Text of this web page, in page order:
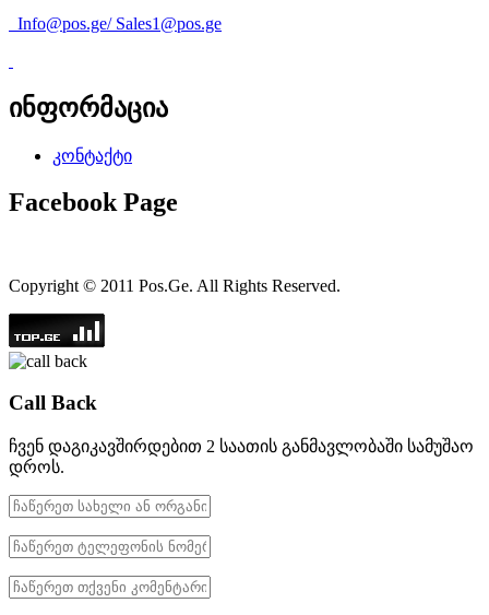
Info@pos.ge/ Sales1@pos.ge
ინფორმაცია
კონტაქტი
Facebook Page
Copyright © 2011 Pos.Ge. All Rights Reserved.
Call Back
ჩვენ დაგიკავშირდებით 2 საათის განმავლობაში სამუშაო
დროს.